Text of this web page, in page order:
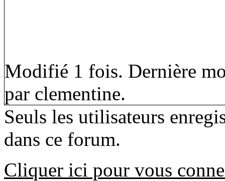
Modifié 1 fois. Dernière
par clementine.
Seuls les utilisateurs
dans ce forum.
Cliquer ici pour vous